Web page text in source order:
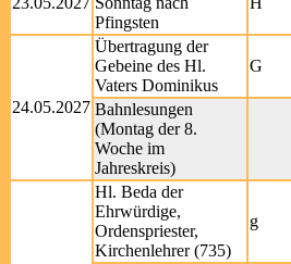
Pfingsten
24.05.2027
Übertragung der
Gebeine des Hl.
Vaters Dominikus
G
Bahnlesungen
(Montag der 8.
Woche im
Jahreskreis)
Hl. Beda der
Ehrwürdige,
Ordenspriester,
Kirchenlehrer (735)
g